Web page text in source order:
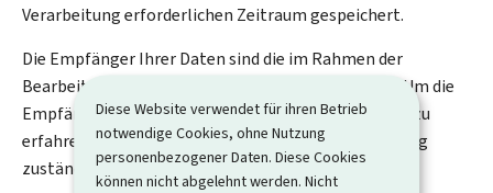
Diese Website verwendet für ihren Betrieb
notwendige Cookies, ohne Nutzung
personenbezogener Daten. Diese Cookies
können nicht abgelehnt werden. Nicht
Verarbeitung erforderlichen Zeitraum gespeichert.
Die Empfänger Ihrer Daten sind die im Rahmen der
Bearbeitung Ihres Antrags zuständigen Behörden. Um die
Empfänger der in diesem Formular erfassten Daten zu
erfahren, wenden Sie sich bitte an die für Ihren Antrag
zuständige Behörde.